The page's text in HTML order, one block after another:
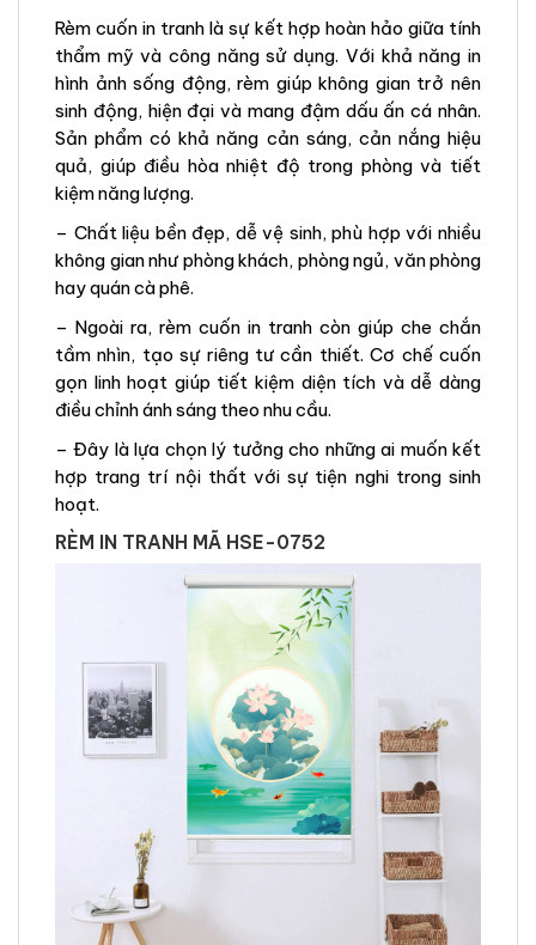
Rèm cuốn in tranh là sự kết hợp hoàn hảo giữa tính
thẩm mỹ và công năng sử dụng. Với khả năng in
hình ảnh sống động, rèm giúp không gian trở nên
sinh động, hiện đại và mang đậm dấu ấn cá nhân.
Sản phẩm có khả năng cản sáng, cản nắng hiệu
quả, giúp điều hòa nhiệt độ trong phòng và tiết
kiệm năng lượng.
– Chất liệu bền đẹp, dễ vệ sinh, phù hợp với nhiều
không gian như phòng khách, phòng ngủ, văn phòng
hay quán cà phê.
– Ngoài ra, rèm cuốn in tranh còn giúp che chắn
tầm nhìn, tạo sự riêng tư cần thiết. Cơ chế cuốn
gọn linh hoạt giúp tiết kiệm diện tích và dễ dàng
điều chỉnh ánh sáng theo nhu cầu.
– Đây là lựa chọn lý tưởng cho những ai muốn kết
hợp trang trí nội thất với sự tiện nghi trong sinh
hoạt.
RÈM IN TRANH MÃ HSE-0752